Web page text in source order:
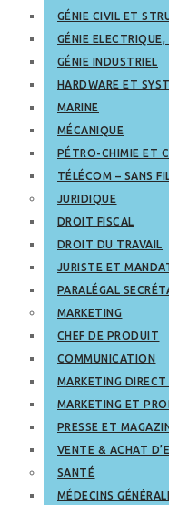
GÉNIE CIVIL ET
GÉNIE
GÉNIE INDUSTRIEL
HARDWARE ET
MARINE
MÉCANIQUE
PÉTRO-CHIMIE ET
TÉLÉCOM – SANS
JURIDIQUE
DROIT FISCAL
DROIT DU TRAVAIL
JURISTE ET
PARALÉGAL
MARKETING
CHEF DE PRODUIT
COMMUNICATION
MARKETING DIRECT
MARKETING ET
PRESSE ET
VENTE & ACHAT
SANTÉ
MÉDECINS